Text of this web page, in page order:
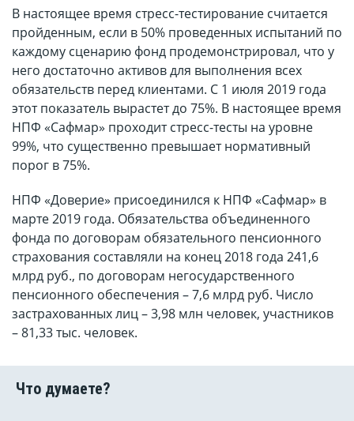
В настоящее время стресс-тестирование считается
пройденным, если в 50% проведенных испытаний по
каждому сценарию фонд продемонстрировал, что у
него достаточно активов для выполнения всех
обязательств перед клиентами. С 1 июля 2019 года
этот показатель вырастет до 75%. В настоящее время
НПФ «Сафмар» проходит стресс-тесты на уровне
99%, что существенно превышает нормативный
порог в 75%.
НПФ «Доверие» присоединился к НПФ «Сафмар» в
марте 2019 года. Обязательства объединенного
фонда по договорам обязательного пенсионного
страхования составляли на конец 2018 года 241,6
млрд руб., по договорам негосударственного
пенсионного обеспечения – 7,6 млрд руб. Число
застрахованных лиц – 3,98 млн человек, участников
– 81,33 тыс. человек.